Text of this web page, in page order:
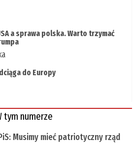
a sprawa polska. Warto trzymać
do Europy
tym numerze
Musimy mieć patriotyczny rząd